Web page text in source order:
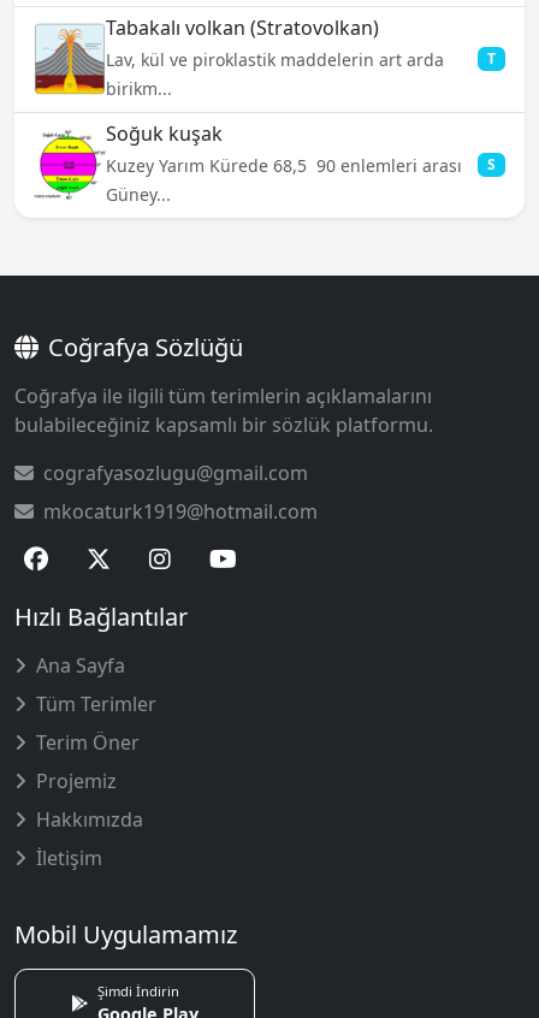
Tabakalı volkan (Stratovolkan)
Lav, kül ve piroklastik maddelerin art arda
birikm...
T
Soğuk kuşak
Kuzey Yarım Kürede 68,5  90 enlemleri arası
Güney...
S
Coğrafya Sözlüğü
Coğrafya ile ilgili tüm terimlerin açıklamalarını
bulabileceğiniz kapsamlı bir sözlük platformu.
cografyasozlugu@gmail.com
mkocaturk1919@hotmail.com
Hızlı Bağlantılar
Ana Sayfa
Tüm Terimler
Terim Öner
Projemiz
Hakkımızda
İletişim
Mobil Uygulamamız
Şimdi İndirin
Google Play